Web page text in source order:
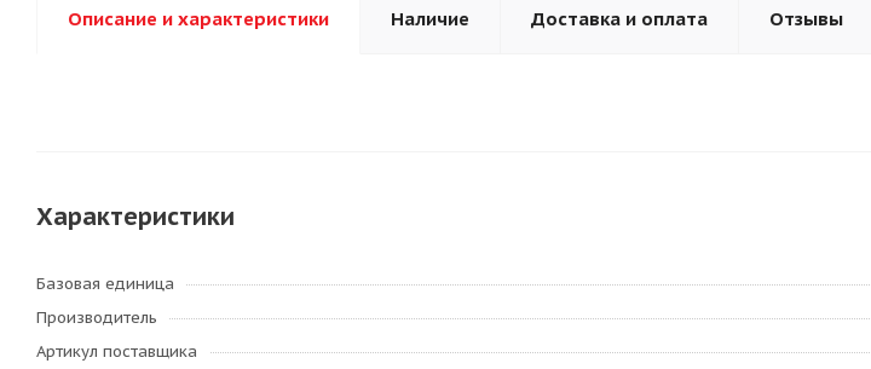
Описание и характеристики Наличие Доставка и оплата Отзывы
Характеристики
Базовая единица
Производитель
Артикул поставщика